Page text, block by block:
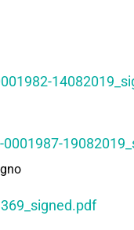
0001987-